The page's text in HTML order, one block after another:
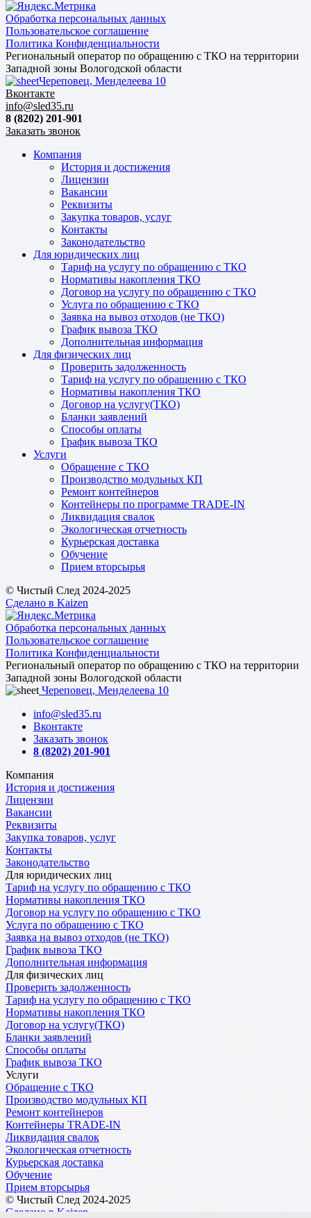
Обработка персональных данных
Пользовательское соглашение
Политика Конфиденциальности
Региональный оператор по обращению с ТКО на территории
Западной зоны Вологодской области
Череповец, Менделеева 10
Вконтакте
info@sled35.ru
8 (8202) 201-901
Заказать звонок
Компания
История и достижения
Лицензии
Вакансии
Реквизиты
Закупка товаров, услуг
Контакты
Законодательство
Для юридических лиц
Тариф на услугу по обращению с ТКО
Нормативы накопления ТКО
Договор на услугу по обращению с ТКО
Услуга по обращению с ТКО
Заявка на вывоз отходов (не ТКО)
График вывоза ТКО
Дополнительная информация
Для физических лиц
Проверить задолженность
Тариф на услугу по обращению с ТКО
Нормативы накопления ТКО
Договор на услугу(ТКО)
Бланки заявлений
Способы оплаты
График вывоза ТКО
Услуги
Обращение с ТКО
Производство модульных КП
Ремонт контейнеров
Контейнеры по программе TRADE-IN
Ликвидация свалок
Экологическая отчетность
Курьерская доставка
Обучение
Прием вторсырья
© Чистый След 2024-2025
Сделано в Kaizen
Обработка персональных данных
Пользовательское соглашение
Политика Конфиденциальности
Региональный оператор по обращению с ТКО на территории
Западной зоны Вологодской области
Череповец, Менделеева 10
info@sled35.ru
Вконтакте
Заказать звонок
8 (8202) 201-901
Компания
История и достижения
Лицензии
Вакансии
Реквизиты
Закупка товаров, услуг
Контакты
Законодательство
Для юридических лиц
Тариф на услугу по обращению с ТКО
Нормативы накопления ТКО
Договор на услугу по обращению с ТКО
Услуга по обращению с ТКО
Заявка на вывоз отходов (не ТКО)
График вывоза ТКО
Дополнительная информация
Для физических лиц
Проверить задолженность
Тариф на услугу по обращению с ТКО
Нормативы накопления ТКО
Договор на услугу(ТКО)
Бланки заявлений
Способы оплаты
График вывоза ТКО
Услуги
Обращение с ТКО
Производство модульных КП
Ремонт контейнеров
Контейнеры TRADE-IN
Ликвидация свалок
Экологическая отчетность
Курьерская доставка
Обучение
Прием вторсырья
© Чистый След 2024-2025
Сделано в Kaizen